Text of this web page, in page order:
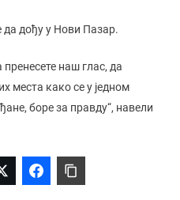
да дођу у Нови Пазар.
наш глас, да
места како се у једном
боре за правду“, навели